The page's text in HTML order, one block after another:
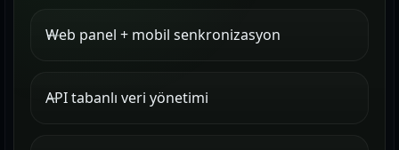
Web panel + mobil senkronizasyon
API tabanlı veri yönetimi